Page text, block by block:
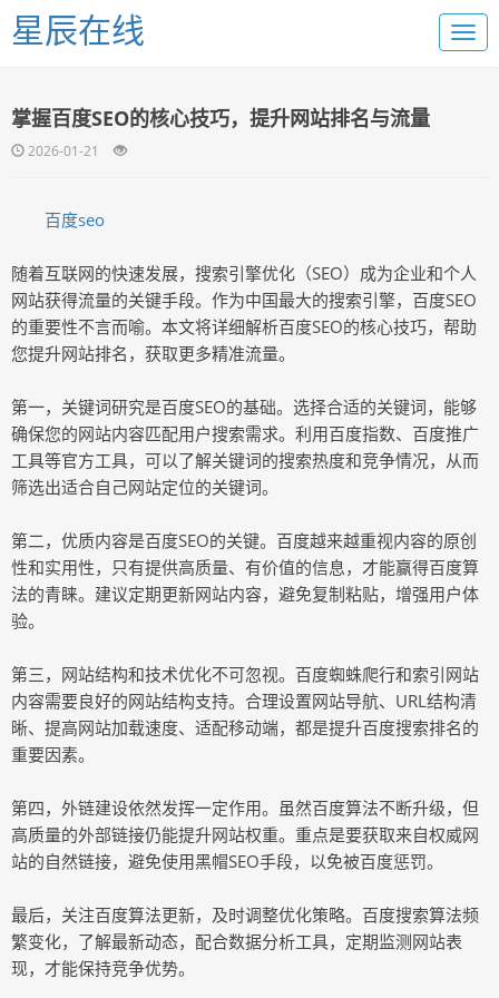
星辰在线
掌握百度SEO的核心技巧，提升网站排名与流量
2026-01-21
百度seo
随着互联网的快速发展，搜索引擎优化（SEO）成为企业和个人
网站获得流量的关键手段。作为中国最大的搜索引擎，百度SEO
的重要性不言而喻。本文将详细解析百度SEO的核心技巧，帮助
您提升网站排名，获取更多精准流量。
第一，关键词研究是百度SEO的基础。选择合适的关键词，能够
确保您的网站内容匹配用户搜索需求。利用百度指数、百度推广
工具等官方工具，可以了解关键词的搜索热度和竞争情况，从而
筛选出适合自己网站定位的关键词。
第二，优质内容是百度SEO的关键。百度越来越重视内容的原创
性和实用性，只有提供高质量、有价值的信息，才能赢得百度算
法的青睐。建议定期更新网站内容，避免复制粘贴，增强用户体
验。
第三，网站结构和技术优化不可忽视。百度蜘蛛爬行和索引网站
内容需要良好的网站结构支持。合理设置网站导航、URL结构清
晰、提高网站加载速度、适配移动端，都是提升百度搜索排名的
重要因素。
第四，外链建设依然发挥一定作用。虽然百度算法不断升级，但
高质量的外部链接仍能提升网站权重。重点是要获取来自权威网
站的自然链接，避免使用黑帽SEO手段，以免被百度惩罚。
最后，关注百度算法更新，及时调整优化策略。百度搜索算法频
繁变化，了解最新动态，配合数据分析工具，定期监测网站表
现，才能保持竞争优势。